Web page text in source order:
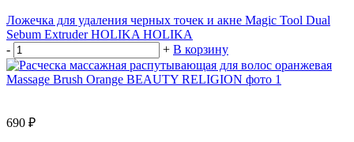
Ложечка для удаления черных точек и акне Magic Tool Dual
Sebum Extruder HOLIKA HOLIKA
-
+ В корзину
690 ₽